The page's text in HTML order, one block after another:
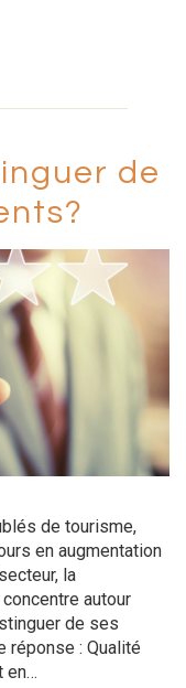
de
de tourisme,
en augmentation
la
autour
de ses
réponse : Qualité
en…